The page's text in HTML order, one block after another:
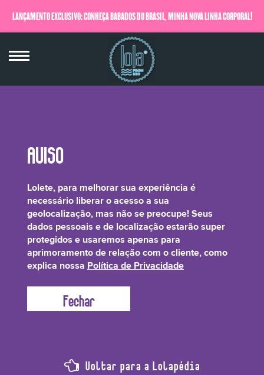
LANÇAMENTO EXCLUSIVO: CONHEÇA BABADOS DO BRASIL, MINHA NOVA LINHA CORPORAL!
QUERO SABER MAIS
PPG 3 Benzyl Ether Myristate
É um emoliente que acrescenta brilho ao cabelo além de garantir que o
produto espalhe de forma homogênea.
Voltar para a Lolapédia
Lolete, para melhorar sua experiência é
necessário liberar o acesso a sua
geolocalização, mas não se preocupe! Seus
dados pessoais e de localização estarão super
protegidos e usaremos apenas para
aprimoramento de relação com o cliente, como
explica nossa Política de Privacidade